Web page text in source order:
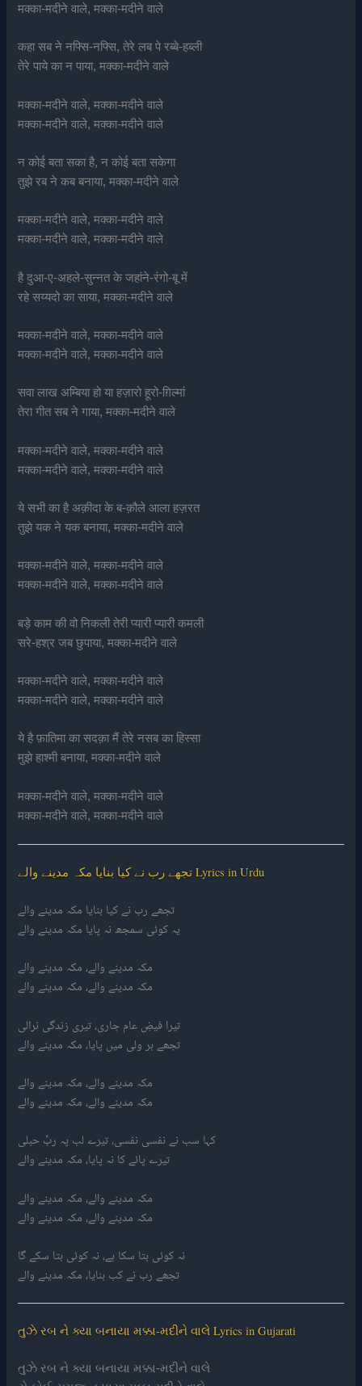
मक्का-मदीने वाले, मक्का-मदीने वाले
कहा सब ने नफ्सि-नफ्सि, तेरे लब पे रब्बे-हब्ली
तेरे पाये का न पाया, मक्का-मदीने वाले
मक्का-मदीने वाले, मक्का-मदीने वाले
मक्का-मदीने वाले, मक्का-मदीने वाले
न कोई बता सका है, न कोई बता सकेगा
तुझे रब ने कब बनाया, मक्का-मदीने वाले
मक्का-मदीने वाले, मक्का-मदीने वाले
मक्का-मदीने वाले, मक्का-मदीने वाले
है दुआ-ए-अहले-सुन्नत के जहांने-रंगो-बू में
रहे सय्यदो का साया, मक्का-मदीने वाले
मक्का-मदीने वाले, मक्का-मदीने वाले
मक्का-मदीने वाले, मक्का-मदीने वाले
सवा लाख अम्बिया हो या हज़ारो हूरो-ग़िल्मां
तेरा गीत सब ने गाया, मक्का-मदीने वाले
मक्का-मदीने वाले, मक्का-मदीने वाले
मक्का-मदीने वाले, मक्का-मदीने वाले
ये सभी का है अक़ीदा के ब-क़ौले आला हज़रत
तुझे यक ने यक बनाया, मक्का-मदीने वाले
मक्का-मदीने वाले, मक्का-मदीने वाले
मक्का-मदीने वाले, मक्का-मदीने वाले
बड़े काम की वो निकली तेरी प्यारी प्यारी कमली
सरे-हश्र जब छुपाया, मक्का-मदीने वाले
मक्का-मदीने वाले, मक्का-मदीने वाले
मक्का-मदीने वाले, मक्का-मदीने वाले
ये है फ़ातिमा का सदक़ा मैं तेरे नसब का हिस्सा
मुझे हाश्मी बनाया, मक्का-मदीने वाले
मक्का-मदीने वाले, मक्का-मदीने वाले
मक्का-मदीने वाले, मक्का-मदीने वाले
تجھے رب نے کیا بنایا مکہ مدینے والے Lyrics in Urdu
تجھے رب نے کیا بنایا مکہ مدینے والے
یہ کوئی سمجھ نہ پایا مکہ مدینے والے
مکہ مدینے والے، مکہ مدینے والے
مکہ مدینے والے، مکہ مدینے والے
تیرا فیضِ عام جاری، تیری زندگی نرالی
تجھے ہر ولی میں پایا، مکہ مدینے والے
مکہ مدینے والے، مکہ مدینے والے
مکہ مدینے والے، مکہ مدینے والے
کہا سب نے نفسی نفسی، تیرے لب پہ ربِّ حبلی
تیرے پائے کا نہ پایا، مکہ مدینے والے
مکہ مدینے والے، مکہ مدینے والے
مکہ مدینے والے، مکہ مدینے والے
نہ کوئی بتا سکا ہے، نہ کوئی بتا سکے گا
تجھے رب نے کب بنایا، مکہ مدینے والے
તુઝે રબ ને ક્યા બનાયા મક્કા-મદીને વાલે Lyrics in Gujarati
તુઝે રબ ને ક્યા બનાયા મક્કા-મદીને વાલે